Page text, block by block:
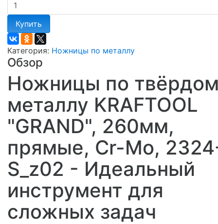
Купить
Категория: Ножницы по металлу
Обзор
Ножницы по
металлу KRAFTOOL
"GRAND", 260мм,
прямые, Cr-Mo,
S_z02 - Идеальный
инструмент для
сложных задач